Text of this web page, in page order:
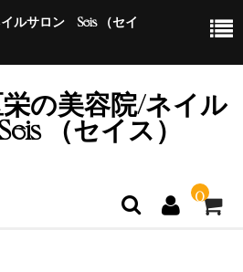
ルサロン Seis （セイ
の美容院/ネイル
（セイス）
0